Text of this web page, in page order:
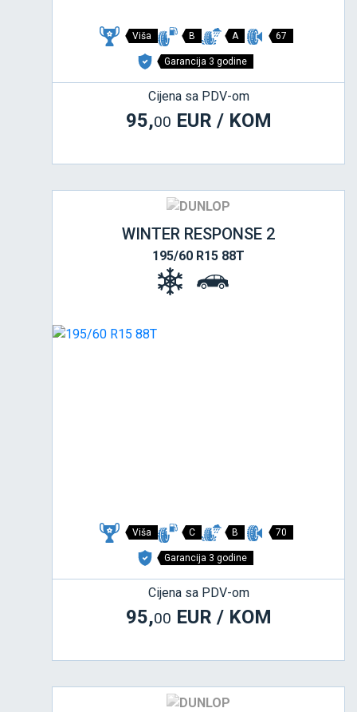
Viša B A 67
Garancija 3 godine
Cijena sa PDV-om
95,00 EUR / KOM
WINTER RESPONSE 2
195/60 R15 88T
Viša C B 70
Garancija 3 godine
Cijena sa PDV-om
95,00 EUR / KOM